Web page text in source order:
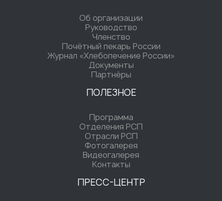
Об организации
Руководство
Членство
Почётный пекарь России
Журнал «Хлебопечение России»
Документы
Партнёры
ПОЛЕЗНОЕ
Программа
Отделения РСП
Отрасли РСП
Фотогалерея
Видеогалерея
Контакты
ПРЕСС-ЦЕНТР